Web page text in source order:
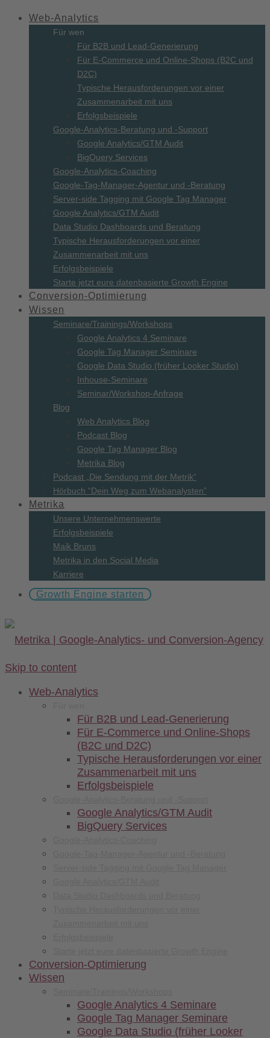
Web-Analytics
Für wen
Für B2B und Lead-Generierung
Für E-Commerce und Online-Shops (B2C und
D2C)
Typische Herausforderungen vor einer
Zusammenarbeit mit uns
Erfolgsbeispiele
Google-Analytics-Beratung und -Support
Google Analytics/GTM Audit
BigQuery Services
Google-Analytics-Coaching
Google-Tag-Manager-Agentur und -Beratung
Server-side Tagging mit Google Tag Manager
Google Analytics/GTM Audit
Data Studio Dashboards und Beratung
Typische Herausforderungen vor einer
Zusammenarbeit mit uns
Erfolgsbeispiele
Starte jetzt eure datenbasierte Growth Engine
Conversion-Optimierung
Wissen
Seminare/Trainings/Workshops
Google Analytics 4 Seminare
Google Tag Manager Seminare
Google Data Studio (früher Looker Studio)
Inhouse-Seminare
Seminar/Workshop-Anfrage
Blog
Web Analytics Blog
Podcast Blog
Google Tag Manager Blog
Metrika Blog
Podcast „Die Sendung mit der Metrik“
Hörbuch “Dein Weg zum Webanalysten”
Metrika
Unsere Unternehmenswerte
Erfolgsbeispiele
Maik Bruns
Metrika in den Social Media
Karriere
Growth Engine starten
Skip to content
Web-Analytics
Für B2B und Lead-Generierung
Für E-Commerce und Online-Shops
(B2C und D2C)
Typische Herausforderungen vor einer
Zusammenarbeit mit uns
Erfolgsbeispiele
Google Analytics/GTM Audit
BigQuery Services
Conversion-Optimierung
Wissen
Google Analytics 4 Seminare
Google Tag Manager Seminare
Google Data Studio (früher Looker